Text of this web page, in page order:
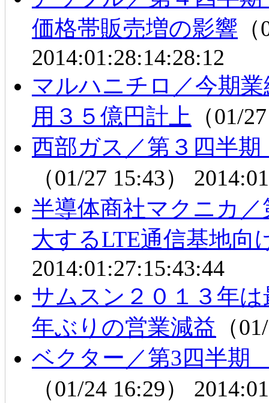
価格帯販売増の影響
2014:01:28:14:28:12
マルハニチロ／今期
用３５億円計上
（01/
西部ガス／第３四半
（01/27 15:43）
半導体商社マクニカ
大するLTE通信基地向
2014:01:27:15:43:44
サムスン２０１３年
年ぶりの営業減益 （
ベクター／第3四半
（01/24 16:29）